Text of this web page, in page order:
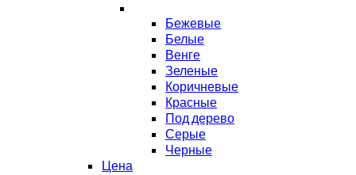
Бежевые
Белые
Венге
Зеленые
Коричневые
Красные
Под дерево
Серые
Черные
Цена